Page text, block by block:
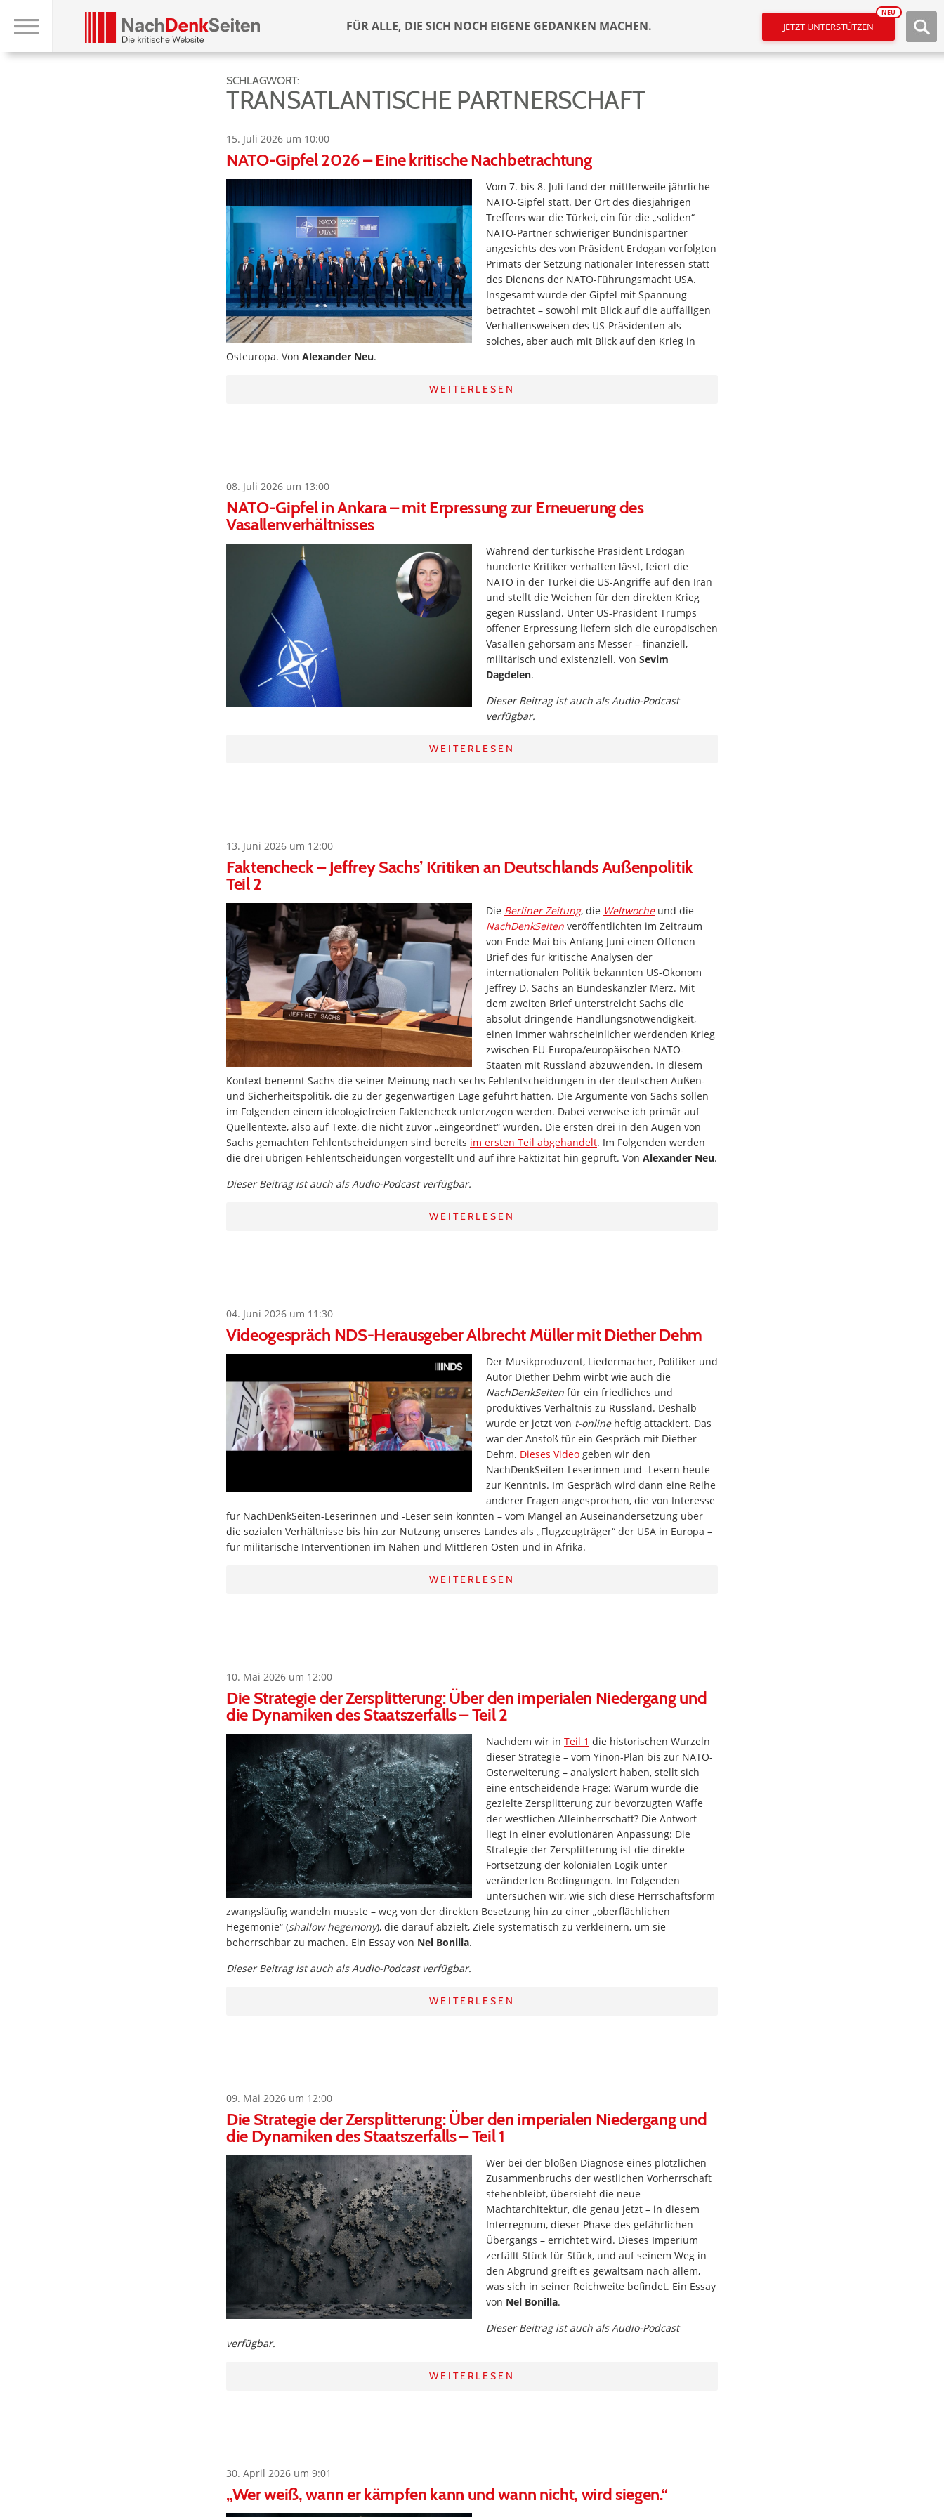
FÜR ALLE, DIE SICH NOCH EIGENE GEDANKEN MACHEN. JETZT UNTERSTÜTZEN
NEU
SCHLAGWORT:
TRANSATLANTISCHE PARTNERSCHAFT
15. Juli 2026 um 10:00
NATO-Gipfel 2026 – Eine kritische Nachbetrachtung
Vom 7. bis 8. Juli fand der mittlerweile jährliche
NATO-Gipfel statt. Der Ort des diesjährigen
Treffens war die Türkei, ein für die „soliden“
NATO-Partner schwieriger Bündnispartner
angesichts des von Präsident Erdogan verfolgten
Primats der Setzung nationaler Interessen statt
des Dienens der NATO-Führungsmacht USA.
Insgesamt wurde der Gipfel mit Spannung
betrachtet – sowohl mit Blick auf die auffälligen
Verhaltensweisen des US-Präsidenten als
solches, aber auch mit Blick auf den Krieg in
Osteuropa. Von Alexander Neu.
WEITERLESEN
08. Juli 2026 um 13:00
NATO-Gipfel in Ankara – mit Erpressung zur Erneuerung des
Vasallenverhältnisses
Während der türkische Präsident Erdogan
hunderte Kritiker verhaften lässt, feiert die
NATO in der Türkei die US-Angriffe auf den Iran
und stellt die Weichen für den direkten Krieg
gegen Russland. Unter US-Präsident Trumps
offener Erpressung liefern sich die europäischen
Vasallen gehorsam ans Messer – finanziell,
militärisch und existenziell. Von Sevim
Dagdelen.
Dieser Beitrag ist auch als Audio-Podcast
verfügbar.
WEITERLESEN
13. Juni 2026 um 12:00
Faktencheck – Jeffrey Sachs’ Kritiken an Deutschlands Außenpolitik
Teil 2
Die Berliner Zeitung, die Weltwocheund die
NachDenkSeiten veröffentlichten im Zeitraum
von Ende Mai bis Anfang Juni einen Offenen
Brief des für kritische Analysen der
internationalen Politik bekannten US-Ökonom
Jeffrey D. Sachs an Bundeskanzler Merz. Mit
dem zweiten Brief unterstreicht Sachs die
absolut dringende Handlungsnotwendigkeit,
einen immer wahrscheinlicher werdenden Krieg
zwischen EU-Europa/europäischen NATO-
Staaten mit Russland abzuwenden. In diesem
Kontext benennt Sachs die seiner Meinung nach sechs Fehlentscheidungen in der deutschen Außen-
und Sicherheitspolitik, die zu der gegenwärtigen Lage geführt hätten. Die Argumente von Sachs sollen
im Folgenden einem ideologiefreien Faktencheck unterzogen werden. Dabei verweise ich primär auf
Quellentexte, also auf Texte, die nicht zuvor „eingeordnet“ wurden. Die ersten drei in den Augen von
Sachs gemachten Fehlentscheidungen sind bereits im ersten Teil abgehandelt. Im Folgenden werden
die drei übrigen Fehlentscheidungen vorgestellt und auf ihre Faktizität hin geprüft. Von Alexander Neu.
Dieser Beitrag ist auch als Audio-Podcast verfügbar.
WEITERLESEN
04. Juni 2026 um 11:30
Videogespräch NDS-Herausgeber Albrecht Müller mit Diether Dehm
Der Musikproduzent, Liedermacher, Politiker und
Autor Diether Dehm wirbt wie auch die
NachDenkSeiten für ein friedliches und
produktives Verhältnis zu Russland. Deshalb
wurde er jetzt von t-onlineheftig attackiert. Das
war der Anstoß für ein Gespräch mit Diether
Dehm. Dieses Video geben wir den
NachDenkSeiten-Leserinnen und -Lesern heute
zur Kenntnis. Im Gespräch wird dann eine Reihe
anderer Fragen angesprochen, die von Interesse
für NachDenkSeiten-Leserinnen und -Leser sein könnten – vom Mangel an Auseinandersetzung über
die sozialen Verhältnisse bis hin zur Nutzung unseres Landes als „Flugzeugträger“ der USA in Europa –
für militärische Interventionen im Nahen und Mittleren Osten und in Afrika.
WEITERLESEN
10. Mai 2026 um 12:00
Die Strategie der Zersplitterung: Über den imperialen Niedergang und
die Dynamiken des Staatszerfalls – Teil 2
Nachdem wir in Teil 1 die historischen Wurzeln
dieser Strategie – vom Yinon-Plan bis zur NATO-
Osterweiterung – analysiert haben, stellt sich
eine entscheidende Frage: Warum wurde die
gezielte Zersplitterung zur bevorzugten Waffe
der westlichen Alleinherrschaft? Die Antwort
liegt in einer evolutionären Anpassung: Die
Strategie der Zersplitterung ist die direkte
Fortsetzung der kolonialen Logik unter
veränderten Bedingungen. Im Folgenden
untersuchen wir, wie sich diese Herrschaftsform
zwangsläufig wandeln musste – weg von der direkten Besetzung hin zu einer „oberflächlichen
Hegemonie“ (shallow hegemony), die darauf abzielt, Ziele systematisch zu verkleinern, um sie
beherrschbar zu machen. Ein Essay von Nel Bonilla.
Dieser Beitrag ist auch als Audio-Podcast verfügbar.
WEITERLESEN
09. Mai 2026 um 12:00
Die Strategie der Zersplitterung: Über den imperialen Niedergang und
die Dynamiken des Staatszerfalls – Teil 1
Wer bei der bloßen Diagnose eines plötzlichen
Zusammenbruchs der westlichen Vorherrschaft
stehenbleibt, übersieht die neue
Machtarchitektur, die genau jetzt – in diesem
Interregnum, dieser Phase des gefährlichen
Übergangs – errichtet wird. Dieses Imperium
zerfällt Stück für Stück, und auf seinem Weg in
den Abgrund greift es gewaltsam nach allem,
was sich in seiner Reichweite befindet. Ein Essay
von Nel Bonilla.
Dieser Beitrag ist auch als Audio-Podcast
verfügbar.
WEITERLESEN
30. April 2026 um 9:01
„Wer weiß, wann er kämpfen kann und wann nicht, wird siegen.“